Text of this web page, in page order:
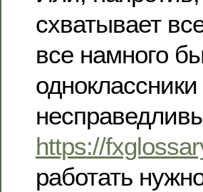
схватывает
все намного
https://
работать